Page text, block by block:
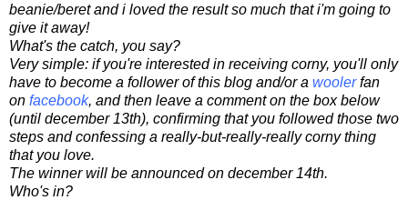
beanie/beret and i loved the result so much that i'm going to
give it away!
What's the catch, you say?
Very simple: if you're interested in receiving corny, you'll only
have to become a follower of this blog and/or a woolerfan
on facebook, and then leave a comment on the box below
(until december 13th), confirming that you followed those two
steps and confessing a really-but-really-really corny thing
that you love.
The winner will be announced on december 14th.
Who's in?